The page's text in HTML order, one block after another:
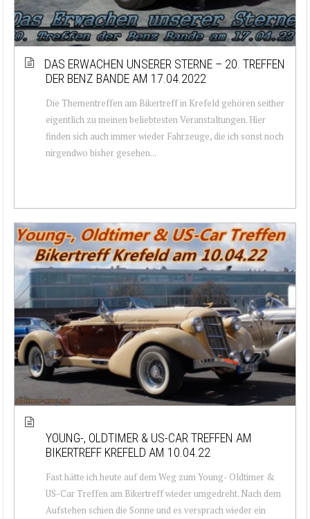
DAS ERWACHEN UNSERER STERNE – 20. TREFFEN
DER BENZ BANDE AM 17.04.2022
Die Thementreffen am Bikertreff in Krefeld gehören seither
eigentlich zu meinen beliebtesten Veranstaltungen. Hier
finden sich auch immer wieder Fahrzeuge, die ich sonst noch
nirgendwo bisher gesehen...
YOUNG-, OLDTIMER & US-CAR TREFFEN AM
BIKERTREFF KREFELD AM 10.04.22
Fast hätte ich heute auf dem Weg zum Young- Oldtimer &
US-Car Treffen am Bikertreff wieder umgedreht. Nach dem
Aufstehen schien die Sonne und es versprach wieder ein